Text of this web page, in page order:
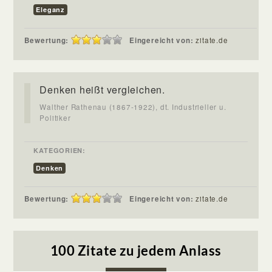
Eleganz
Bewertung: Eingereicht von:zitate.de
Denken heißt vergleichen.
Walther Rathenau (1867-1922), dt. Industrieller u.
Politiker
KATEGORIEN:
Denken
Bewertung: Eingereicht von:zitate.de